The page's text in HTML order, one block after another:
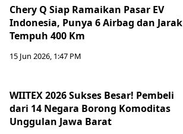
Chery Q Siap Ramaikan Pasar EV
Indonesia, Punya 6 Airbag dan Jarak
Tempuh 400 Km
15 Jun 2026, 1:47 PM
WIITEX 2026 Sukses Besar! Pembeli
dari 14 Negara Borong Komoditas
Unggulan Jawa Barat